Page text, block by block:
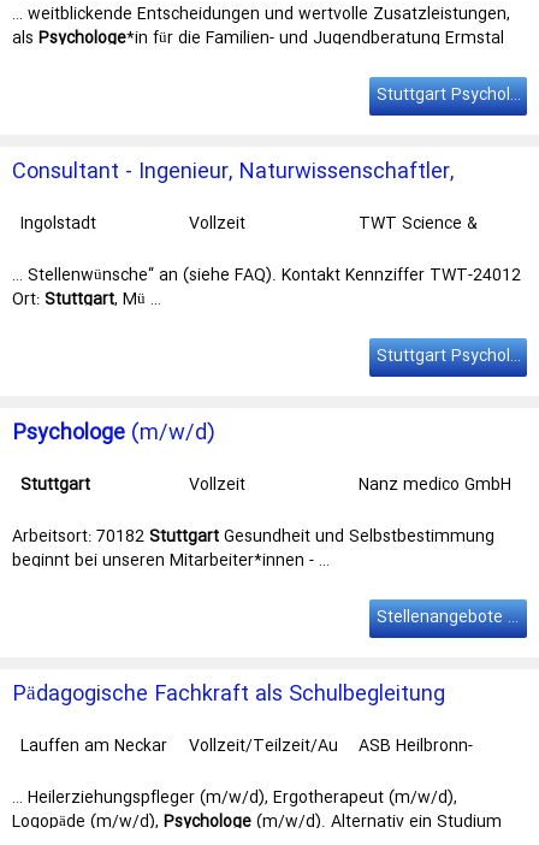
… weitblickende Entscheidungen und wertvolle Zusatzleistungen,
als Psychologe*in für die Familien- und Jugendberatung Ermstal
Stuttgartund ist als
wirtschaftlich wie landschaftlich vielfältige Gegend Teil des …
Stuttgart Psychologe
Consultant - Ingenieur, Naturwissenschaftler,
Ingolstadt Vollzeit
TWT Science &
… Stellenwünsche“ an (siehe FAQ). Kontakt Kennziffer TWT-24012
Ort:Stuttgart, Mü …
Stuttgart Psychologe
Psychologe (m/w/d)
Stuttgart Vollzeit
Nanz medico GmbH
Arbeitsort: 70182StuttgartGesundheit und Selbstbestimmung
beginnt bei unseren Mitarbeiter*innen - …
Stellenangebote Stuttgart
Pädagogische Fachkraft als Schulbegleitung
Lauffen am Neckar
Vollzeit/Teilzeit/Au
ASB Heilbronn-
… Heilerziehungspfleger (m/w/d), Ergotherapeut (m/w/d),
Logopäde (m/w/d), Psychologe(m/w/d). Alternativ ein Studium